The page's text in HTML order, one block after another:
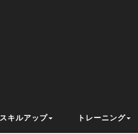
スキルアップ トレーニング